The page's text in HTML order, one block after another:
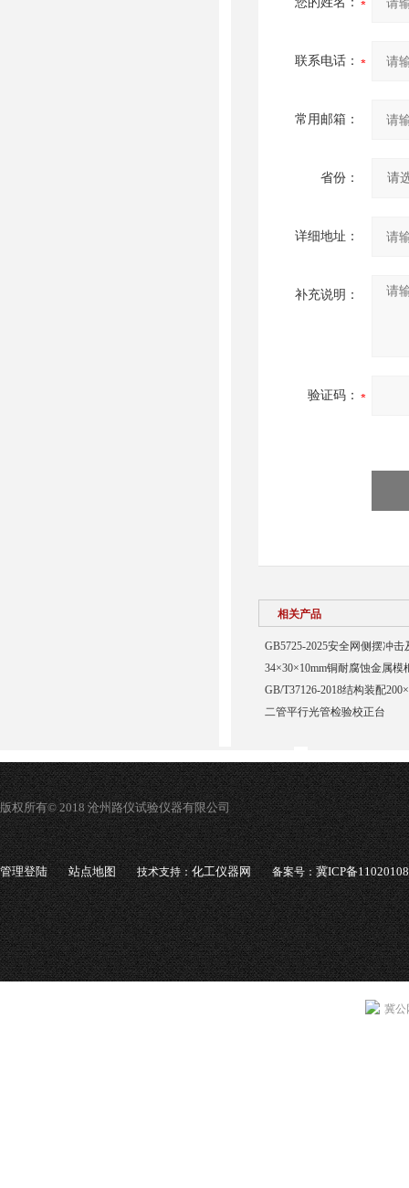
联系电话：
常用邮箱：
省份：
详细地址：
补充说明：
验证码：
相关产品
GB5725-2025安全网侧摆冲
34×30×10mm铜耐腐蚀金属模
GB/T37126-2018结构装配
二管平行光管检验校正台
版权所有© 2018 沧州路仪试验仪器有限公司
管理登陆 站点地图 技术支持：化工仪器网 备案号：冀ICP备
冀公